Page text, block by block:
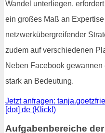
Wandel unterliegen,
ein großes Maß an
netzwerkübergreifender
zudem auf verschiedenen
Neben Facebook
stark an Bedeutung.
Jetzt anfragen:
[dot] de (Klick!)
Aufgabenbereiche